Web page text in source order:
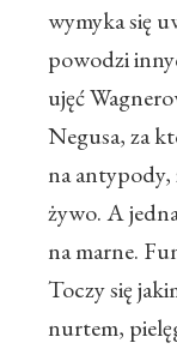
wymyka się
powodzi
ujęć
Negusa, za
na antypody,
żywo. A
na marne.
Toczy się
nurtem,